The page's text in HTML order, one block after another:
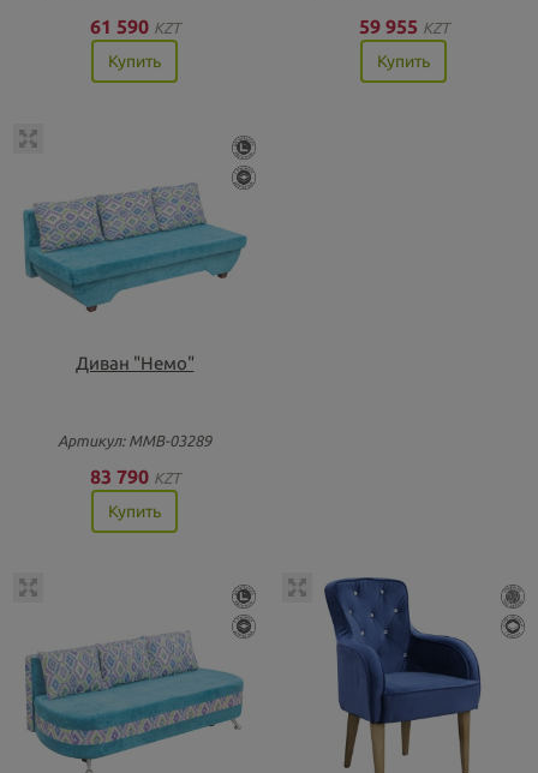
61 590 KZT
Купить
59 955 KZT
Купить
Диван "Немо"
Артикул: ММВ-03289
83 790 KZT
Купить